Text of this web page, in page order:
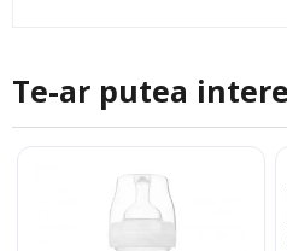
Te-ar putea